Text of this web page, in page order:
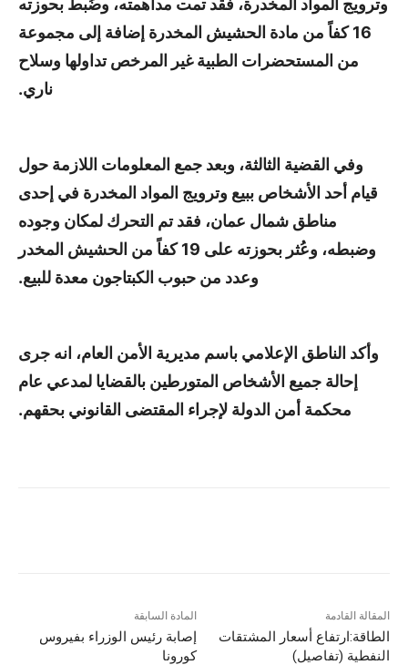
16 كفاً من مادة الحشيش المخدرة إضافة إلى مجموعة
من المستحضرات الطبية غير المرخص تداولها وسلاح
ناري.
وفي القضية الثالثة، وبعد جمع المعلومات اللازمة حول
قيام أحد الأشخاص ببيع وترويج المواد المخدرة في إحدى
مناطق شمال عمان، فقد تم التحرك لمكان وجوده
وضبطه، وعُثر بحوزته على 19 كفاً من الحشيش المخدر
وعدد من حبوب الكبتاجون معدة للبيع.
وأكد الناطق الإعلامي باسم مديرية الأمن العام، انه جرى
إحالة جميع الأشخاص المتورطين بالقضايا لمدعي عام
محكمة أمن الدولة لإجراء المقتضى القانوني بحقهم.
المادة السابقة
إصابة رئيس الوزراء بفيروس
كورونا
المقالة القادمة
الطاقة:ارتفاع أسعار المشتقات
النفطية (تفاصيل)